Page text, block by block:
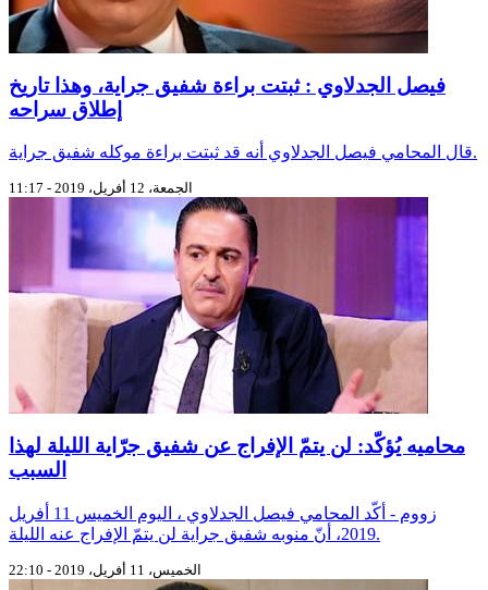
فيصل الجدلاوي : ثبتت براءة شفيق جراية، وهذا تاريخ
إطلاق سراحه
قال المحامي فيصل الجدلاوي أنه قد ثبتت براءة موكله شفيق جراية.
الجمعة، 12 أفريل، 2019 - 11:17
محاميه يُؤكّد: لن يتمّ الإفراج عن شفيق جرّاية الليلة لهذا
السبب
زووم - أكّد المحامي فيصل الجدلاوي ، اليوم الخميس 11 أفريل
2019، أنّ منوبه شفيق جراية لن يتمّ الإفراج عنه الليلة.
الخميس، 11 أفريل، 2019 - 22:10